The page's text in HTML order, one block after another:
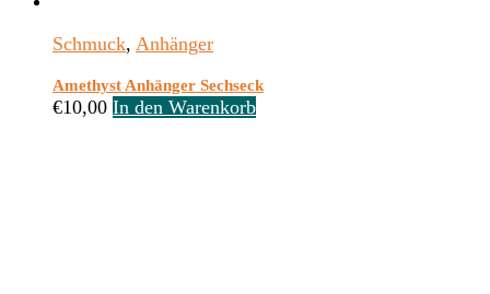
Schmuck, Anhänger
Amethyst Anhänger Sechseck
€10,00 In den Warenkorb